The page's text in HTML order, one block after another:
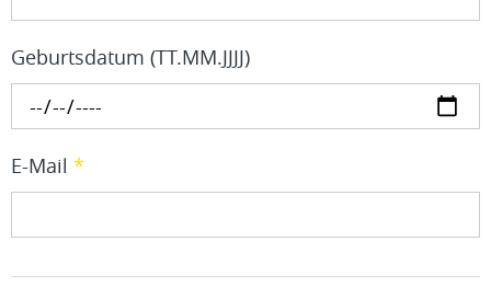
Geburtsdatum (TT.MM.JJJJ)
E-Mail *